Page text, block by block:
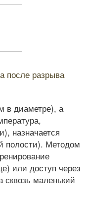
после разрыва
в диаметре), а
назначается
полости). Методом
или доступ через
сквозь маленький